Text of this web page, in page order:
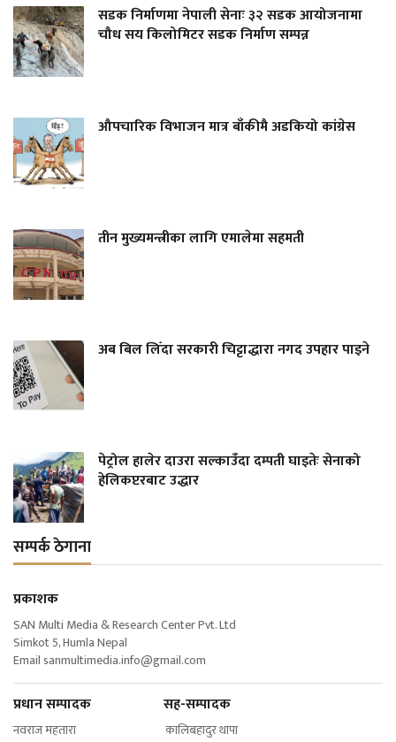
सडक निर्माणमा नेपाली सेनाः ३२ सडक आयोजनामा
चौध सय किलोमिटर सडक निर्माण सम्पन्न
औपचारिक विभाजन मात्र बाँकीमै अडकियो कांग्रेस
तीन मुख्यमन्त्रीका लागि एमालेमा सहमती
अब बिल लिँदा सरकारी चिट्टाद्धारा नगद उपहार पाइने
पेट्रोल हालेर दाउरा सल्काउँदा दम्पती घाइतेः सेनाको
हेलिकप्टरबाट उद्धार
सम्पर्क ठेगाना
प्रकाशक
SAN Multi Media & Research Center Pvt. Ltd
Simkot 5, Humla Nepal
Email sanmultimedia.info@gmail.com
प्रधान सम्पादक सह-सम्पादक
नवराज महतारा कालिबहादुर थापा